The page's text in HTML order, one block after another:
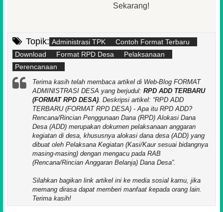
Sekarang!
Topik: Administrasi TPK
Contoh Format Terbaru
Download
Format RPD Desa
Pelaksanaan
Perencanaan
Terima kasih telah membaca artikel di Web-Blog FORMAT
ADMINISTRASI DESA yang berjudul: RPD ADD TERBARU
(FORMAT RPD DESA). Deskripsi artikel: RPD ADD
TERBARU (FORMAT RPD DESA) - Apa itu RPD ADD?
Rencana/Rincian Penggunaan Dana (RPD) Alokasi Dana
Desa (ADD) merupakan dokumen pelaksanaan anggaran
kegiatan di desa, khususnya alokasi dana desa (ADD) yang
dibuat oleh Pelaksana Kegiatan (Kasi/Kaur sesuai bidangnya
masing-masing) dengan mengacu pada RAB
(Rencana/Rincian Anggaran Belanja) Dana Desa .
Silahkan bagikan link artikel ini ke media sosial kamu, jika
memang dirasa dapat memberi manfaat kepada orang lain.
Terima kasih!